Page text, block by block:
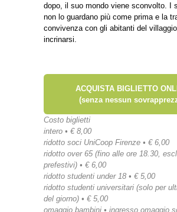
dopo, il suo mondo viene sconvolto. I
non lo guardano più come prima e la
convivenza con gli abitanti del
incrinarsi.
ACQUISTA BIGLIETTO
(senza nessun
Costo biglietti
intero • € 8,00
ridotto soci UniCoop Firenze • € 6,00
ridotto over 65 (fino alle ore 18.30,
prefestivi) • € 6,00
ridotto studenti under 18 • € 5,00
ridotto studenti universitari (solo per
del giorno) • € 5,00
omaggio bambini • ingresso omaggio